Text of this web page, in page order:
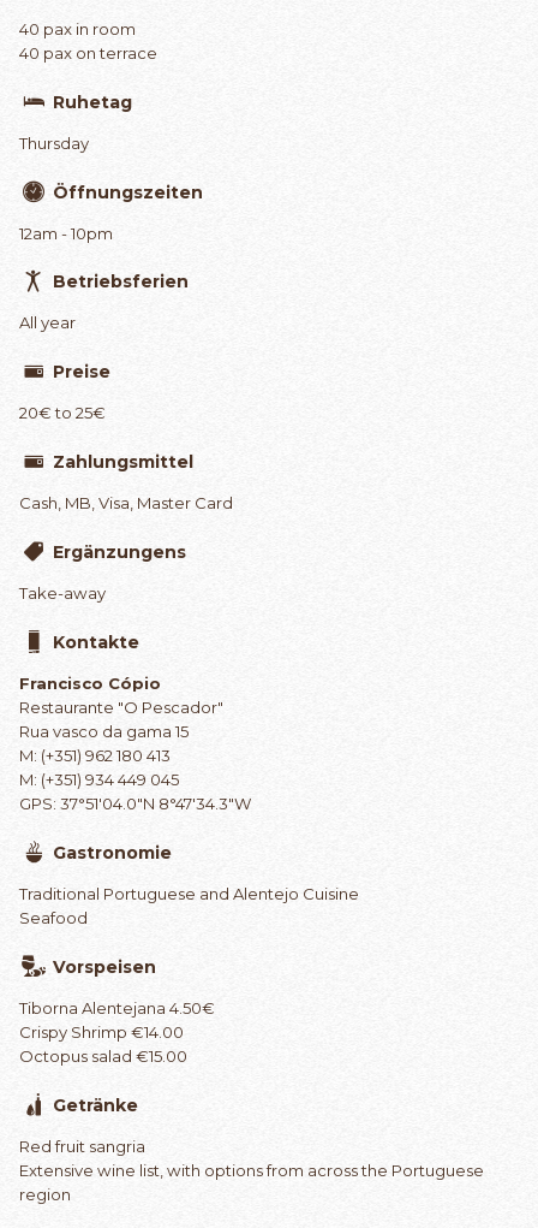
40 pax in room
40 pax on terrace
Ruhetag
Thursday
Öffnungszeiten
12am - 10pm
Betriebsferien
All year
Preise
20€ to 25€
Zahlungsmittel
Cash, MB, Visa, Master Card
Ergänzungens
Take-away
Kontakte
Francisco Cópio
Restaurante "O Pescador"
Rua vasco da gama 15
M: (+351) 962 180 413
M: (+351) 934 449 045
GPS: 37°51'04.0"N 8°47'34.3"W
Gastronomie
Traditional Portuguese and Alentejo Cuisine
Seafood
Vorspeisen
Tiborna Alentejana 4.50€
Crispy Shrimp €14.00
Octopus salad €15.00
Getränke
Red fruit sangria
Extensive wine list, with options from across the Portuguese
region